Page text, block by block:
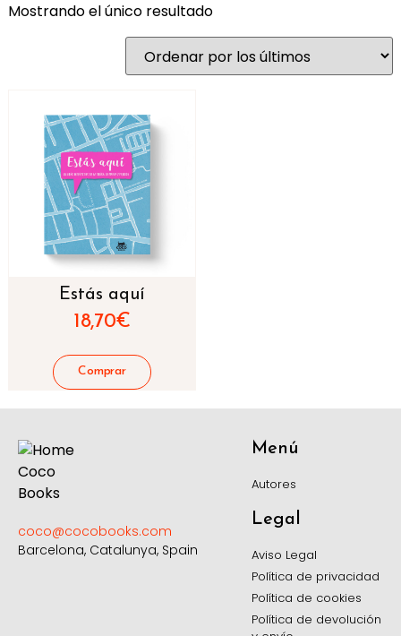
Mostrando el único resultado
Estás aquí
18,70€
coco@cocobooks.com
Barcelona, Catalunya, Spain
Menú
Autores
Legal
Aviso Legal
Política de privacidad
Política de cookies
Política de devolución